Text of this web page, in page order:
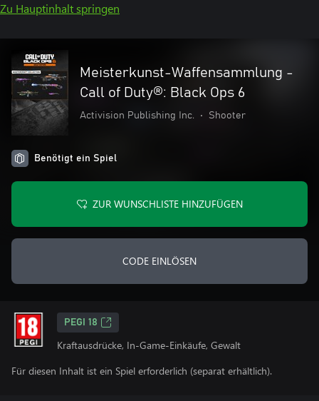
Zu Hauptinhalt springen
Meisterkunst-Waffensammlung -
Call of Duty®: Black Ops 6
Activision Publishing Inc. • Shooter
Benötigt ein Spiel
ZUR WUNSCHLISTE HINZUFÜGEN
CODE EINLÖSEN
PEGI 18
Kraftausdrücke, In-Game-Einkäufe, Gewalt
Für diesen Inhalt ist ein Spiel erforderlich (separat erhältlich).